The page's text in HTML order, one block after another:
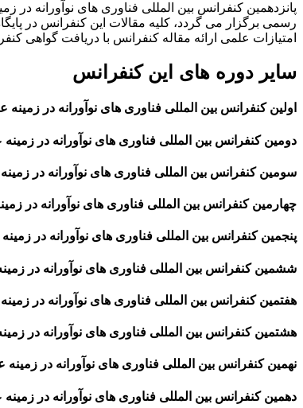
رسمی برگزار می گردد، کلیه مقالات این کنفرانس در
امتیازات علمی ارائه مقاله کنفرانس با دریافت گواهی
سایر دوره های این کنفرانس
اولین کنفرانس بین المللی فناوری های نوآورانه در زمینه
دومین کنفرانس بین المللی فناوری های نوآورانه در زمینه
سومین کنفرانس بین المللی فناوری های نوآورانه در زمینه
چهارمین کنفرانس بین المللی فناوری های نوآورانه در
پنجمین کنفرانس بین المللی فناوری های نوآورانه در زمینه
ششمین کنفرانس بین المللی فناوری های نوآورانه در زمینه
هفتمین کنفرانس بین المللی فناوری های نوآورانه در زمینه
هشتمین کنفرانس بین المللی فناوری های نوآورانه در زمینه
نهمین کنفرانس بین المللی فناوری های نوآورانه در زمینه
دهمین کنفرانس بین المللی فناوری های نوآورانه در زمینه